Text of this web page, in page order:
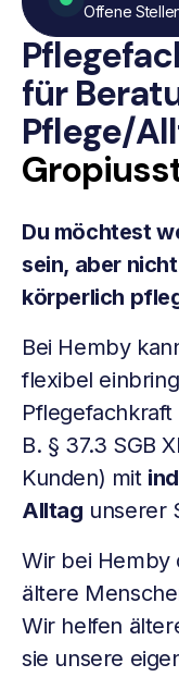
für
Pflege/
Du möchtest
sein, aber
körperlich
Bei Hemby
flexibel
B. § 37.3 SGB
Kunden) mit
Alltag unserer
Wir bei Hemby
ältere
Wir helfen
sie unsere
Offene